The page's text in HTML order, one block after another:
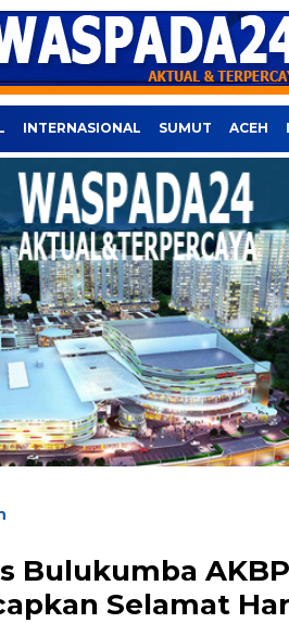
INTERNASIONAL SUMUT ACEH
Bulukumba
Selamat